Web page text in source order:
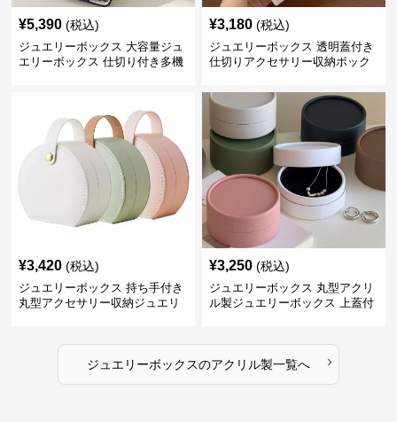
¥5,390 (税込)
ジュエリーボックス 大容量ジュ
エリーボックス 仕切り付き多機
¥3,180 (税込)
ジュエリーボックス 透明蓋付き
仕切りアクセサリー収納ボック
¥3,420 (税込)
ジュエリーボックス 持ち手付き
丸型アクセサリー収納ジュエリ
¥3,250 (税込)
ジュエリーボックス 丸型アクリ
ル製ジュエリーボックス 上蓋付
ジュエリーボックスのアクリル製一覧へ ›